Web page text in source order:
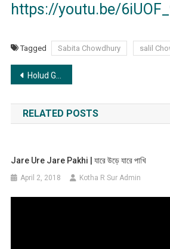
https://youtu.be/
Tagged Sabita Chowdhury salil
Post
navigation
Holud Gandar Phul | হলুদ গাঁদার ফুল
RELATED POSTS
Jare Ure Jare Pakhi | যারে উড়ে যারে পাখি
April 2, 2018 Kotha R Sur Admin